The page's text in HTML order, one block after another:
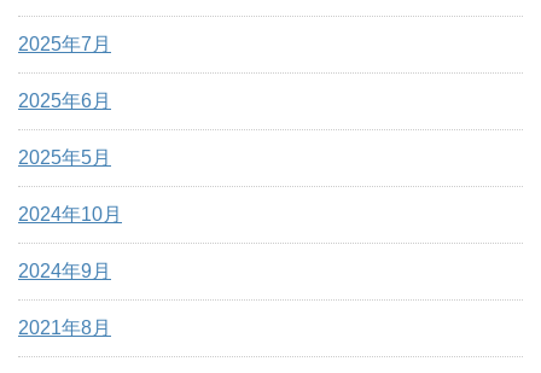
2025年7月
2025年6月
2025年5月
2024年10月
2024年9月
2021年8月